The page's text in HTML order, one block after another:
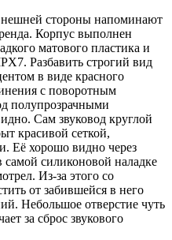
стороны напоминают
Корпус выполнен
матового пластика и
Разбавить строгий вид
в виде красного
с поворотным
полупрозрачными
Сам звуковод круглой
красивой сеткой,
Её хорошо видно через
самой силиконовой наладке
Из-за этого со
от забившейся в него
Небольшое отверстие чуть
за сброс звукового